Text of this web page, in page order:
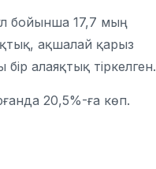
бойынша 17,7 мың
ақшалай қарыз
алаяқтық тіркелген.
20,5%-ға көп.